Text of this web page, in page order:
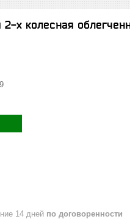
2-х колесная
14 дней по договоренности